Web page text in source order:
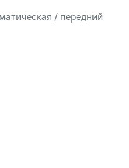
/ передний